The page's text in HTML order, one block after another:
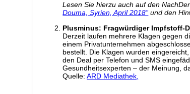
Lesen Sie hierzu auch auf den
Douma, Syrien, April 2018” und den
Plusminus: Fragwürdiger Impfstoff-
Derzeit laufen mehrere Klagen gegen
einem Privatunternehmen
bestellt. Die Klagen wurden
den Deal per Telefon und SMS
Gesundheitsexperten – der Meinung,
Quelle:ARD Mediathek,